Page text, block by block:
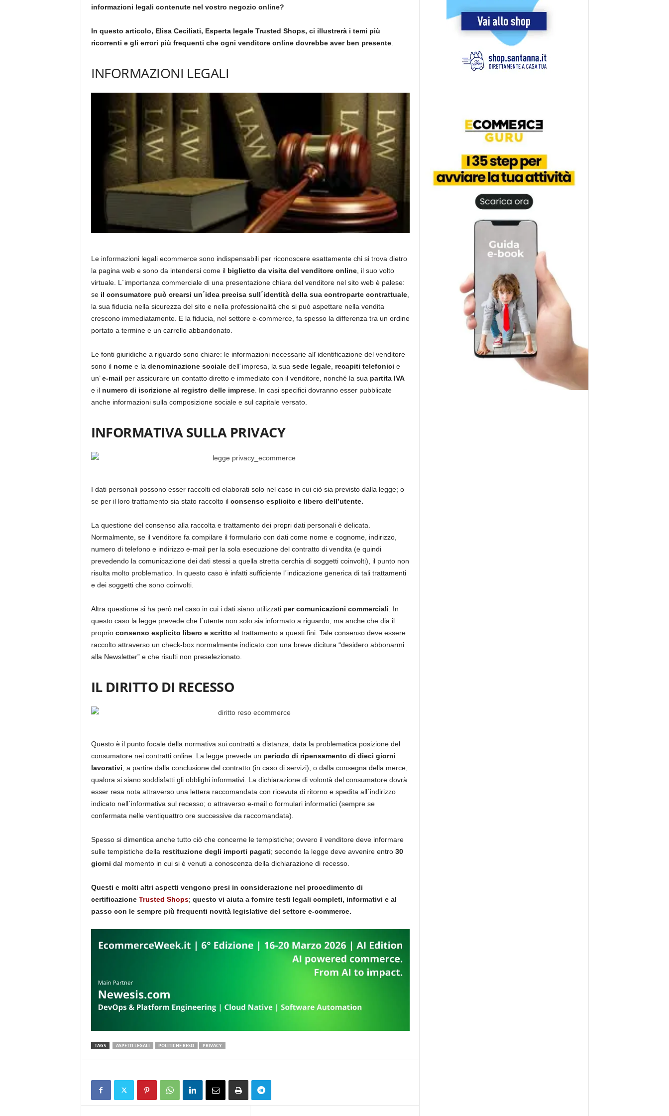
informazioni legali contenute nel vostro negozio online?
In questo articolo, Elisa Ceciliati, Esperta legale Trusted Shops, ci illustrerài temi più
ricorrenti e gli errori più frequenti che ogni venditore online dovrebbe aver ben presente.
INFORMAZIONI LEGALI
Le informazioni legali ecommerce sono indispensabili per riconoscere esattamente chi si trova dietro
la pagina web e sono da intendersi come il biglietto da visita del venditore online, il suo volto
virtuale. L´importanza commerciale di una presentazione chiara del venditore nel sito web è palese:
se il consumatore può crearsi un´idea precisa sull´identità della sua controparte contrattuale,
la sua fiducia nella sicurezza del sito e nella professionalità che si può aspettare nella vendita
crescono immediatamente. E la fiducia, nel settore e-commerce, fa spesso la differenza tra un ordine
portato a termine e un carrello abbandonato.
Le fonti giuridiche a riguardo sono chiare: le informazioni necessarie all´identificazione del venditore
sono ilnomee la denominazione socialedell´impresa, la sua sede legale, recapiti telefonici e
un’e-mail per assicurare un contatto diretto e immediato con il venditore, nonché la sua partita IVA
e il numero di iscrizione al registro delle imprese. In casi specifici dovranno esser pubblicate
anche informazioni sulla composizione sociale e sul capitale versato.
INFORMATIVA SULLA PRIVACY
I dati personali possono esser raccolti ed elaborati solo nel caso in cui ciò sia previsto dalla legge; o
se per il loro trattamento sia stato raccolto il consenso esplicito e libero dell’utente.
La questione del consenso alla raccolta e trattamento dei propri dati personali è delicata.
Normalmente, se il venditore fa compilare il formulario con dati come nome e cognome, indirizzo,
numero di telefono e indirizzo e-mail per la sola esecuzione del contratto di vendita (e quindi
prevedendo la comunicazione dei dati stessi a quella stretta cerchia di soggetti coinvolti), il punto non
risulta molto problematico. In questo caso è infatti sufficiente l´indicazione generica di tali trattamenti
e dei soggetti che sono coinvolti.
Altra questione si ha però nel caso in cui i dati siano utilizzati per comunicazioni commerciali . In
questo caso la legge prevede che l´utente non solo sia informato a riguardo, ma anche che dia il
proprio consenso esplicito libero e scritto al trattamento a questi fini. Tale consenso deve essere
raccolto attraverso un check-box normalmente indicato con una breve dicitura “desidero abbonarmi
alla Newsletter” e che risulti non preselezionato.
IL DIRITTO DI RECESSO
Questo è il punto focale della normativa sui contratti a distanza, data la problematica posizione del
consumatore nei contratti online. La legge prevede un periodo di ripensamento di dieci giorni
lavorativi , a partire dalla conclusione del contratto (in caso di servizi); o dalla consegna della merce,
qualora si siano soddisfatti gli obblighi informativi. La dichiarazione di volontà del consumatore dovrà
esser resa nota attraverso una lettera raccomandata con ricevuta di ritorno e spedita all´indirizzo
indicato nell´informativa sul recesso; o attraverso e-mail o formulari informatici (sempre se
confermata nelle ventiquattro ore successive da raccomandata).
Spesso si dimentica anche tutto ciò che concerne le tempistiche; ovvero il venditore deve informare
sulle tempistiche della restituzione degli importi pagati; secondo la legge deve avvenire entro30
giorni dal momento in cui si è venuti a conoscenza della dichiarazione di recesso.
Questi e molti altri aspetti vengono presi in considerazione nel procedimento di
certificazione Trusted Shops; questo vi aiuta a fornire testi legali completi, informativi e al
passo con le sempre più frequenti novità legislative del settore e-commerce.
TAGS ASPETTI LEGALI POLITICHE RESO PRIVACY